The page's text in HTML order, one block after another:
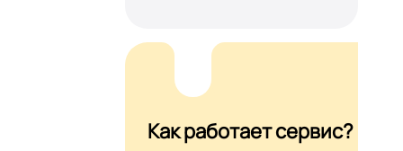
Как работает сервис?